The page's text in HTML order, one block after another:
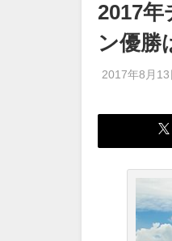
2017
ン優勝
2017年8月13